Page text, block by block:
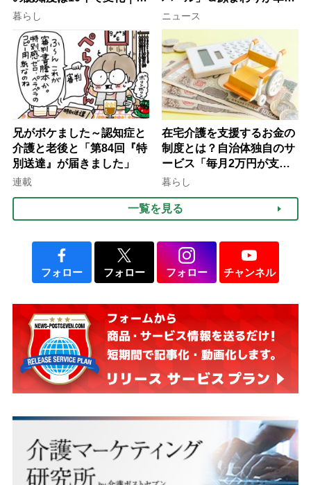
行語大賞にノミネート、法
律にも明記されたが果たし
て現在は？
暮らし
ぐ「揺れる一粒」の使い分
け方
ニュース
兄がボケました～認知症と
介護と老後と「第84回『特
別送達』が届きました」
連載
在宅介護を支援するお金の
制度とは？自治体独自のサ
ービス「毎月2万円が支給
される」ケースも【FP解
暮らし
一覧を見る
フォロー フォロー フォロー チャンネル